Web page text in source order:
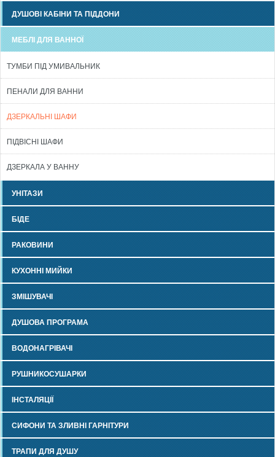
ДУШОВІ КАБІНИ ТА ПІДДОНИ
МЕБЛІ ДЛЯ ВАННОЇ
ТУМБИ ПІД УМИВАЛЬНИК
ПЕНАЛИ ДЛЯ ВАННИ
ДЗЕРКАЛЬНІ ШАФИ
ПІДВІСНІ ШАФИ
ДЗЕРКАЛА У ВАННУ
УНІТАЗИ
БІДЕ
РАКОВИНИ
КУХОННІ МИЙКИ
ЗМІШУВАЧІ
ДУШОВА ПРОГРАМА
ВОДОНАГРІВАЧІ
РУШНИКОСУШАРКИ
ІНСТАЛЯЦІЇ
СИФОНИ ТА ЗЛИВНІ ГАРНІТУРИ
ТРАПИ ДЛЯ ДУШУ